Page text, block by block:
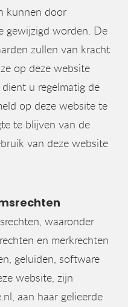
kunnen door
gewijzigd worden. De
zullen van kracht
op deze website
u regelmatig de
op deze website te
te blijven van de
van deze website
waaronder
en merkrechten
geluiden, software
website, zijn
aan haar gelieerde